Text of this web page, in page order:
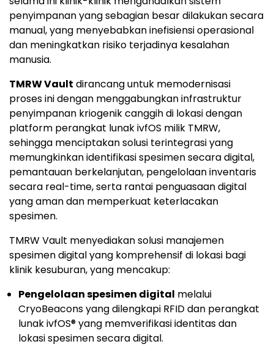
penyimpanan yang sebagian besar dilakukan secara
manual, yang menyebabkan inefisiensi operasional
dan meningkatkan risiko terjadinya kesalahan
manusia.
TMRW Vault dirancang untuk memodernisasi
proses ini dengan menggabungkan infrastruktur
penyimpanan kriogenik canggih di lokasi dengan
platform perangkat lunak ivfOS milik TMRW,
sehingga menciptakan solusi terintegrasi yang
memungkinkan identifikasi spesimen secara digital,
pemantauan berkelanjutan, pengelolaan inventaris
secara real-time, serta rantai penguasaan digital
yang aman dan memperkuat keterlacakan
spesimen.
TMRW Vault menyediakan solusi manajemen
spesimen digital yang komprehensif di lokasi bagi
klinik kesuburan, yang mencakup:
Pengelolaan spesimen digital melalui
CryoBeacons yang dilengkapi RFID dan perangkat
lunak ivfOS® yang memverifikasi identitas dan
lokasi spesimen secara digital.